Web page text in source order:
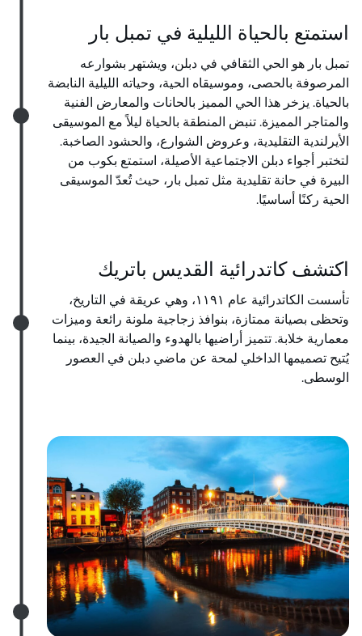
استمتع بالحياة الليلية في تمبل بار
تمبل بار هو الحي الثقافي في دبلن، ويشتهر بشوارعه
المرصوفة بالحصى، وموسيقاه الحية، وحياته الليلية النابضة
بالحياة. يزخر هذا الحي المميز بالحانات والمعارض الفنية
والمتاجر المميزة. تنبض المنطقة بالحياة ليلاً مع الموسيقى
الأيرلندية التقليدية، وعروض الشوارع، والحشود الصاخبة.
لتختبر أجواء دبلن الاجتماعية الأصيلة، استمتع بكوب من
البيرة في حانة تقليدية مثل تمبل بار، حيث تُعدّ الموسيقى
الحية ركنًا أساسيًا.
اكتشف كاتدرائية القديس باتريك
تأسست الكاتدرائية عام ١١٩١، وهي عريقة في التاريخ،
وتحظى بصيانة ممتازة، بنوافذ زجاجية ملونة رائعة وميزات
معمارية خلابة. تتميز أراضيها بالهدوء والصيانة الجيدة، بينما
يُتيح تصميمها الداخلي لمحة عن ماضي دبلن في العصور
الوسطى.